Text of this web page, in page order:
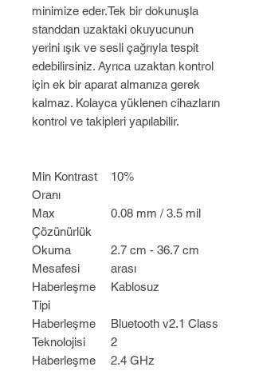
minimize eder.Tek bir dokunuşla
standdan uzaktaki okuyucunun
yerini ışık ve sesli çağrıyla tespit
edebilirsiniz. Ayrıca uzaktan kontrol
için ek bir aparat almanıza gerek
kalmaz. Kolayca yüklenen cihazların
kontrol ve takipleri yapılabilir.
Min Kontrast
Oranı
10%
Max
Çözünürlük
0.08 mm / 3.5 mil
Okuma
Mesafesi
2.7 cm - 36.7 cm
arası
Haberleşme
Tipi
Kablosuz
Haberleşme
Teknolojisi
Bluetooth v2.1 Class
2
Haberleşme
2.4 GHz